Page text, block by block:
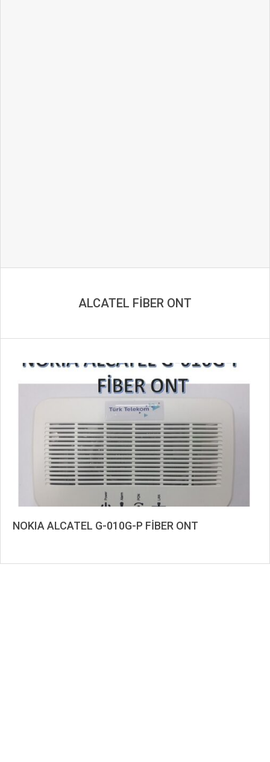
ALCATEL FİBER ONT
NOKIA ALCATEL G-010G-P FİBER ONT